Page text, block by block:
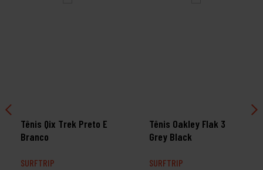
Tênis Qix Trek Preto E
Branco
SURFTRIP
Tênis Oakley Flak 3
Grey Black
SURFTRIP